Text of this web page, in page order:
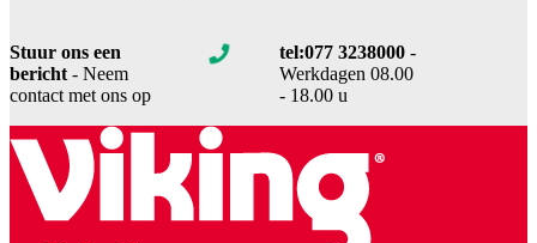
Stuur ons een
bericht - Neem
contact met ons op
tel:077 3238000 -
Werkdagen 08.00
- 18.00 u